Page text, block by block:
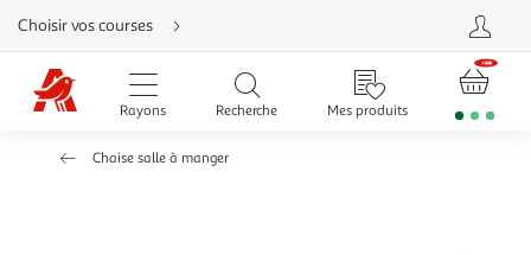
Aller
directement
au
contenu
Aller
directement
Aller
Choisir vos courses
Rayons Recherche Mes produits
Chaise salle à manger